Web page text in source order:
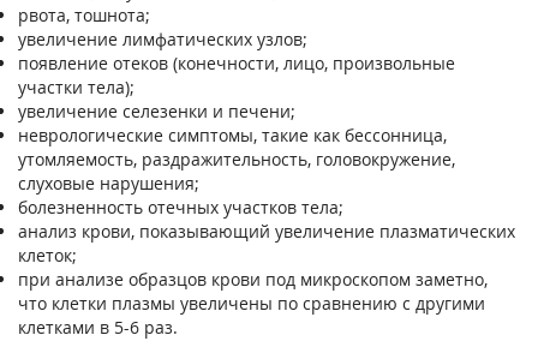
рвота, тошнота;
увеличение лимфатических узлов;
появление отеков (конечности, лицо, произвольные
участки тела);
увеличение селезенки и печени;
неврологические симптомы, такие как бессонница,
утомляемость, раздражительность, головокружение,
слуховые нарушения;
болезненность отечных участков тела;
анализ крови, показывающий увеличение плазматических
клеток;
при анализе образцов крови под микроскопом заметно,
что клетки плазмы увеличены по сравнению с другими
клетками в 5-6 раз.